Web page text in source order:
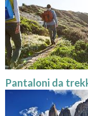
Pantaloni da